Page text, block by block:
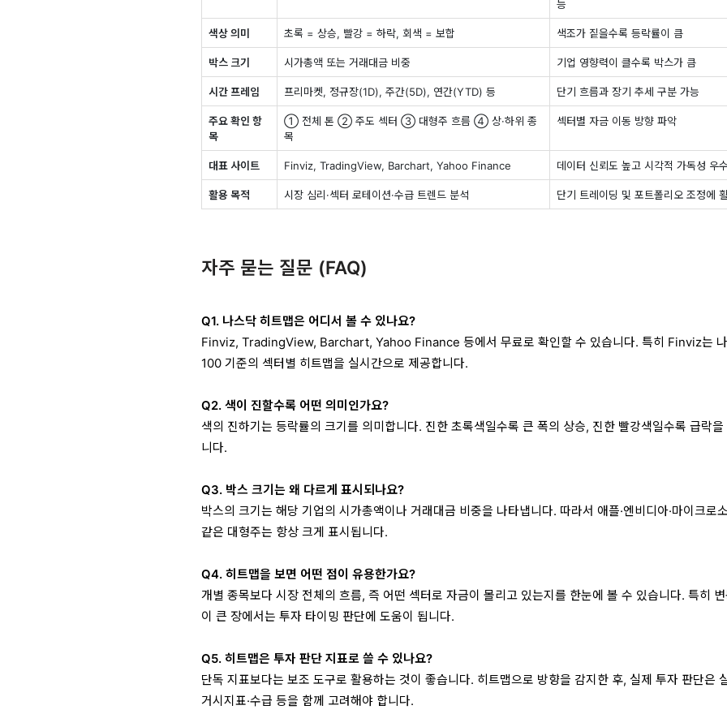
능
색상 의미 초록 = 상승, 빨강 = 하락, 회색 = 보합 색조가 짙을수록 등락률이 큼
박스 크기 시가총액 또는 거래대금 비중 기업 영향력이 클수록 박스가 큼
시간 프레임 프리마켓, 정규장(1D), 주간(5D), 연간(YTD) 등 단기 흐름과 장기 추세 구분 가능
주요 확인 항
목
① 전체 톤 ② 주도 섹터 ③ 대형주 흐름 ④ 상·하위 종
목
섹터별 자금 이동 방향 파악
대표 사이트 Finviz, TradingView, Barchart, Yahoo Finance 데이터 신뢰도 높고 시각적 가독성 우수
활용 목적 시장 심리·섹터 로테이션·수급 트렌드 분석 단기 트레이딩 및 포트폴리오 조정에
자주 묻는 질문 (FAQ)
Q1. 나스닥 히트맵은 어디서 볼 수 있나요?
Finviz, TradingView, Barchart, Yahoo Finance 등에서 무료로 확인할 수 있습니다. 특히 Finviz는
100 기준의 섹터별 히트맵을 실시간으로 제공합니다.
Q2. 색이 진할수록 어떤 의미인가요?
색의 진하기는 등락률의 크기를 의미합니다. 진한 초록색일수록 큰 폭의 상승, 진한 빨강색일수록 급락을
니다.
Q3. 박스 크기는 왜 다르게 표시되나요?
박스의 크기는 해당 기업의 시가총액이나 거래대금 비중을 나타냅니다. 따라서 애플·엔비디아·마이크로
같은 대형주는 항상 크게 표시됩니다.
Q4. 히트맵을 보면 어떤 점이 유용한가요?
개별 종목보다 시장 전체의 흐름, 즉 어떤 섹터로 자금이 몰리고 있는지를 한눈에 볼 수 있습니다. 특히 변
이 큰 장에서는 투자 타이밍 판단에 도움이 됩니다.
Q5. 히트맵은 투자 판단 지표로 쓸 수 있나요?
단독 지표보다는 보조 도구로 활용하는 것이 좋습니다. 히트맵으로 방향을 감지한 후, 실제 투자 판단은
거시지표·수급 등을 함께 고려해야 합니다.